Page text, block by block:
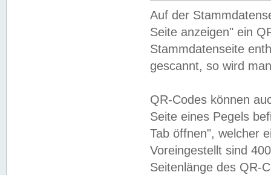
Auf der
Seite anzeigen" ein
Stammdatenseite
gescannt, so wird
QR-Codes können
Seite eines Pegels
Tab öffnen", welcher
Voreingestellt sind
Seitenlänge des QR-